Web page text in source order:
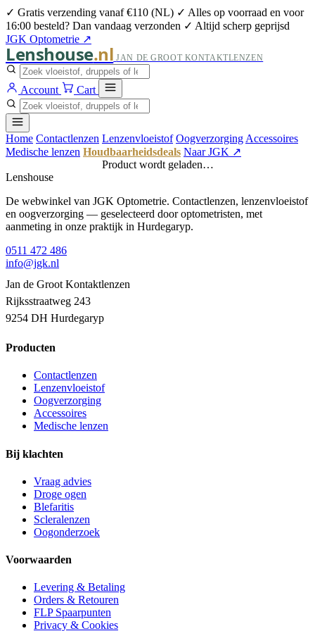
✓ Gratis verzending vanaf €110 (NL) ✓ Alles op voorraad en voor
16:00 besteld? Dan vandaag verzonden ✓ Altijd scherp geprijsd
JGK Optometrie ↗
Lenshouse.nl JAN DE GROOT KONTAKTLENZEN
Account Cart
Home Contactlenzen Lenzenvloeistof Oogverzorging Accessoires
Medische lenzen Houdbaarheidsdeals Naar JGK ↗
Product wordt geladen…
Lenshouse
De webwinkel van JGK Optometrie. Contactlenzen, lenzenvloeistof
en oogverzorging — geselecteerd door optometristen, met
aanmeting in onze praktijk in Hurdegaryp.
0511 472 486
info@jgk.nl
Jan de Groot Kontaktlenzen
Rijksstraatweg 243
9254 DH Hurdegaryp
Producten
Contactlenzen
Lenzenvloeistof
Oogverzorging
Accessoires
Medische lenzen
Bij klachten
Vraag advies
Droge ogen
Blefaritis
Scleralenzen
Oogonderzoek
Voorwaarden
Levering & Betaling
Orders & Retouren
FLP Spaarpunten
Privacy & Cookies